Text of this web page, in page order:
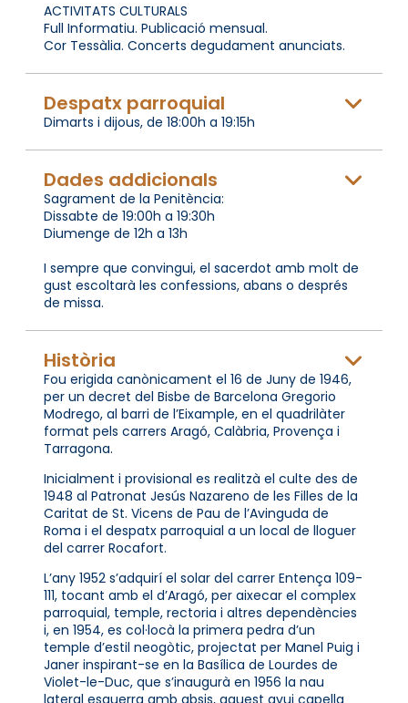
ACTIVITATS CULTURALS
Full Informatiu. Publicació mensual.
Cor Tessàlia. Concerts degudament anunciats.
Despatx parroquial
Dimarts i dijous, de 18:00h a 19:15h
Dades addicionals
Sagrament de la Penitència:
Dissabte de 19:00h a 19:30h
Diumenge de 12h a 13h
I sempre que convingui, el sacerdot amb molt de
gust escoltarà les confessions, abans o després
de missa.
Història
Fou erigida canònicament el 16 de Juny de 1946,
per un decret del Bisbe de Barcelona Gregorio
Modrego, al barri de l’Eixample, en el quadrilàter
format pels carrers Aragó, Calàbria, Provença i
Tarragona.
Inicialment i provisional es realitzà el culte des de
1948 al Patronat Jesús Nazareno de les Filles de la
Caritat de St. Vicens de Pau de l’Avinguda de
Roma i el despatx parroquial a un local de lloguer
del carrer Rocafort.
L’any 1952 s’adquirí el solar del carrer Entença 109-
111, tocant amb el d’Aragó, per aixecar el complex
parroquial, temple, rectoria i altres dependències
i, en 1954, es col·locà la primera pedra d’un
temple d’estil neogòtic, projectat per Manel Puig i
Janer inspirant-se en la Basílica de Lourdes de
Violet-le-Duc, que s’inaugurà en 1956 la nau
lateral esquerra amb absis, aquest avui capella